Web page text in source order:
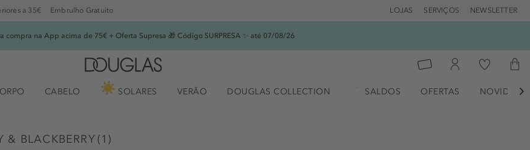
a 35€ Embrulho Gratuito LOJAS SERVIÇOS NEWSLETTER
compra na App acima de 75€ + Oferta Supresa 🎁 Código SURPRESA ✨ até 07/08/26
CABELO SOLARES VERÃO DOUGLAS COLLECTION SALDOS OFERTAS 
& BLACKBERRY(1 )